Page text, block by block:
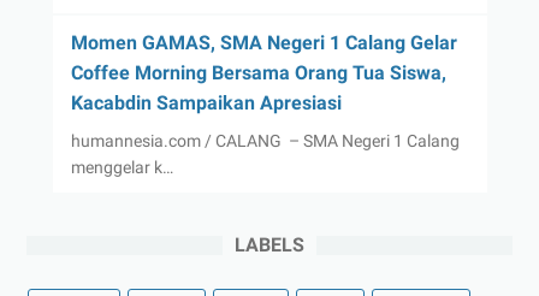
Momen GAMAS, SMA Negeri 1 Calang Gelar
Coffee Morning Bersama Orang Tua Siswa,
Kacabdin Sampaikan Apresiasi
humannesia.com / CALANG – SMA Negeri 1 Calang
menggelar k…
LABELS